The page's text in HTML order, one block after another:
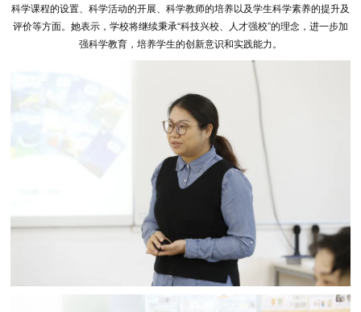
科学课程的设置、科学活动的开展、科学教师的培养以及学生科学素养的提升及
评价等方面。她表示，学校将继续秉承“科技兴校、人才强校”的理念，进一步加
强科学教育，培养学生的创新意识和实践能力。